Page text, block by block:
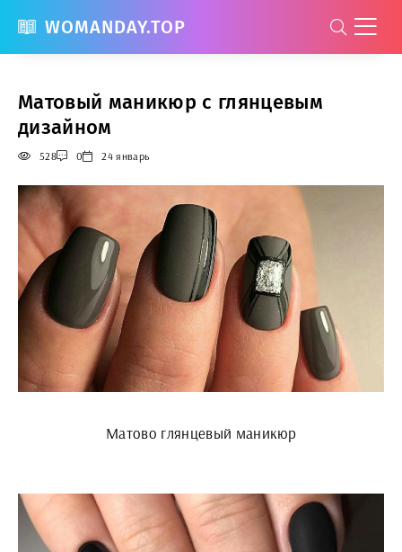
WOMANDAY.TOP
Матовый маникюр с глянцевым
дизайном
528 0 24 январь
Матово глянцевый маникюр